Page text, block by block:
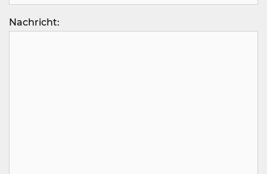
Nachricht: